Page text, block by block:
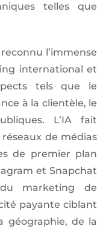
telles que
l’immense
international et
tels que le
à la clientèle, le
L’IA fait
de médias
de premier plan
et Snapchat
marketing de
payante ciblant
géographie, de la